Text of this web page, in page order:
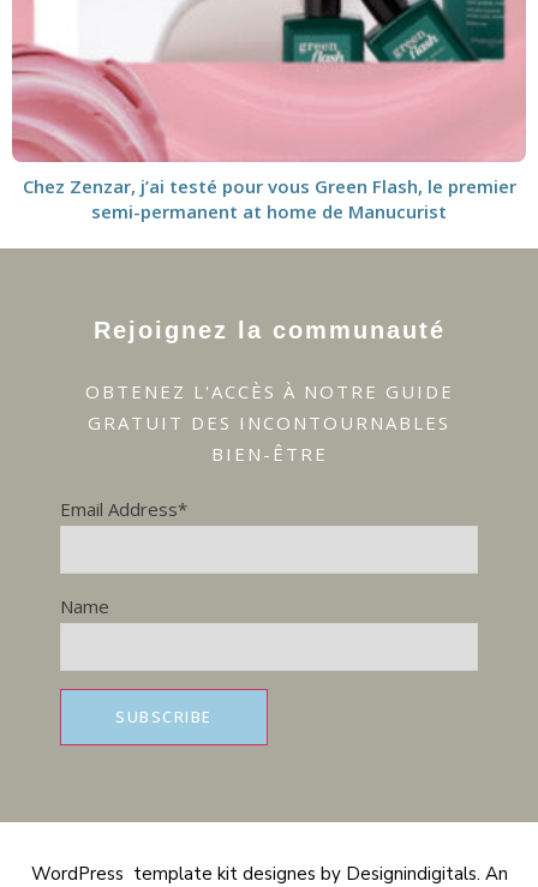
Chez Zenzar, j’ai testé pour vous Green Flash, le premier
semi-permanent at home de Manucurist
Rejoignez la communauté
OBTENEZ L'ACCÈS À NOTRE GUIDE
GRATUIT DES INCONTOURNABLES
BIEN-ÊTRE
Email Address*
Name
WordPress template kit designes by Designindigitals. An